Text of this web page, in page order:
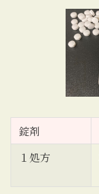
錠剤
１処方